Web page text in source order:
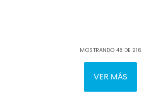
MOSTRANDO 48 DE 216
VER MÁS